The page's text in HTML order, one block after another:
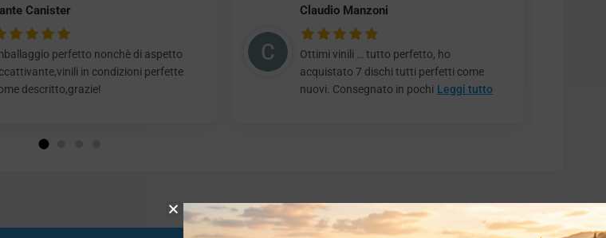
Canister
perfetto nonchè di aspetto
in condizioni perfette
descritto,grazie!
Claudio Manzoni
Ottimi vinili … tutto perfetto, ho
acquistato 7 dischi tutti perfetti come
nuovi. Consegnato in pochi Leggi tutto